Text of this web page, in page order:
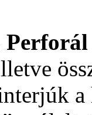
Perforál